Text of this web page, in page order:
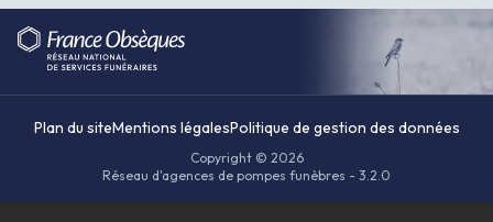
Plan du siteMentions légalesPolitique de gestion des données
Copyright © 2026
Réseau d'agences de pompes funèbres - 3.2.0